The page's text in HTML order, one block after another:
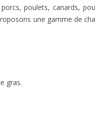
poulets, canards,
une gamme de
gras.